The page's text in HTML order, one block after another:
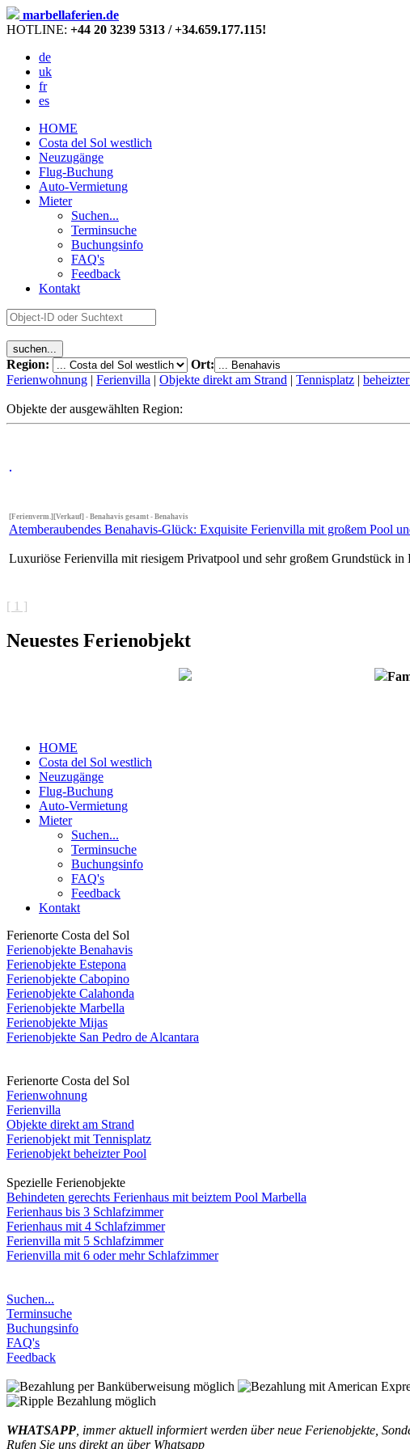
marbellaferien.de
HOTLINE: +44 20 3239 5313 / +34.659.177.115!
de
uk
fr
es
HOME
Costa del Sol westlich
Neuzugänge
Flug-Buchung
Auto-Vermietung
Mieter
Suchen...
Terminsuche
Buchungsinfo
FAQ's
Feedback
Kontakt
Region: Ort:
Ferienwohnung | Ferienvilla | Objekte direkt am Strand | Tennisplatz |
Objekte der ausgewählten Region:
[Ferienverm.][Verkauf] - Benahavis gesamt - Benahavis
Atemberaubendes Benahavis-Glück: Exquisite Ferienvilla mit großem Pool
Luxuriöse Ferienvilla mit riesigem Privatpool und sehr großem Grundstück
[ 1 ]
Neuestes Ferienobjekt
HOME
Costa del Sol westlich
Neuzugänge
Flug-Buchung
Auto-Vermietung
Mieter
Suchen...
Terminsuche
Buchungsinfo
FAQ's
Feedback
Kontakt
Ferienorte Costa del Sol
Ferienobjekte Benahavis
Ferienobjekte Estepona
Ferienobjekte Cabopino
Ferienobjekte Calahonda
Ferienobjekte Marbella
Ferienobjekte Mijas
Ferienobjekte San Pedro de Alcantara
Ferienorte Costa del Sol
Ferienwohnung
Ferienvilla
Objekte direkt am Strand
Ferienobjekt mit Tennisplatz
Ferienobjekt beheizter Pool
Spezielle Ferienobjekte
Behindeten gerechts Ferienhaus mit beiztem Pool Marbella
Ferienhaus bis 3 Schlafzimmer
Ferienhaus mit 4 Schlafzimmer
Ferienvilla mit 5 Schlafzimmer
Ferienvilla mit 6 oder mehr Schlafzimmer
Suchen...
Terminsuche
Buchungsinfo
FAQ's
Feedback
WHATSAPP , immer aktuell informiert werden über neue Ferienobjekte,
Rufen Sie uns direkt an über Whatsapp